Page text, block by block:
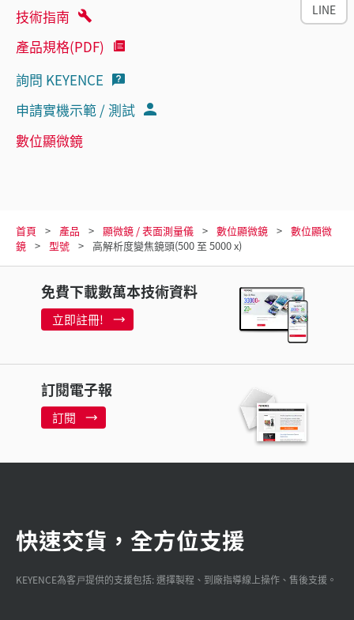
技術指南
產品規格(PDF)
詢問 KEYENCE
申請實機示範 / 測試
數位顯微鏡
首頁 產品 顯微鏡 / 表面測量儀 數位顯微鏡
數位顯微
鏡
型號 高解析度變焦鏡頭(500 至 5000 x)
免費下載數萬本技術資料
立即註冊!
訂閱電子報
訂閱
快速交貨，全方位支援
KEYENCE為客戸提供的支援包括: 選擇製程、到廠指導線上操作、售後支援。
LINE